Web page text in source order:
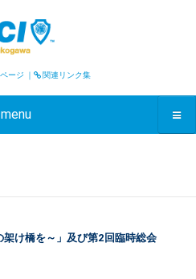
ージ ｜ 関連リンク集
menu
け橋を～」及び第2回臨時総会